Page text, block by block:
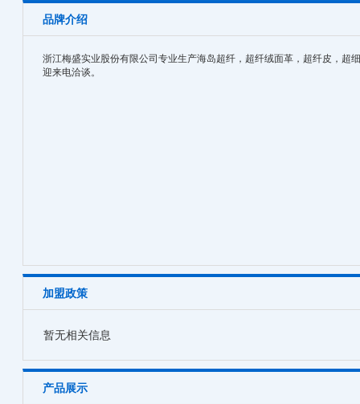
品牌介绍
浙江梅盛实业股份有限公司专业生产海岛超纤，超纤绒面革，超纤皮，超
迎来电洽谈。
加盟政策
暂无相关信息
产品展示